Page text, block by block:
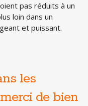
pas réduits à un
loin dans un
et puissant.
les
de bien